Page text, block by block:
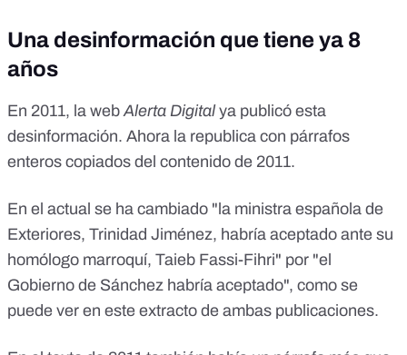
los rifeños también lucharon contra los franceses y contra el
sultán de Marruecos, antepasado directo del actual dictador,
Mohamed VI que es el que solicita la 'indemnización' para
oficiará en un acto en el que pediremos perdón a
dotará a los hospitales de Nador y Alhucemas de unidades
oncológicas. Somos el primo rico del norte, aunque
banda de ladrones autorizaron una aportación (ME
ABSTENGO DE HACER COMENTARIOS)
.................................................................. Que este correo
no pare. Que sepan que lo sabemos y se les caiga la cara de
vergüenza ... ... si la tienen.
Una desinformación que tiene ya 8
años
En 2011, la webAlerta Digitalya publicó esta
desinformación. Ahora la republica con párrafos
enteros copiados del contenido de 2011.
En el actual se ha cambiado "la ministra española de
Exteriores, Trinidad Jiménez, habría aceptado ante su
homólogo marroquí, Taieb Fassi-Fihri" por "el
Gobierno de Sánchez habría aceptado", como se
puede ver en este extracto de ambas publicaciones.